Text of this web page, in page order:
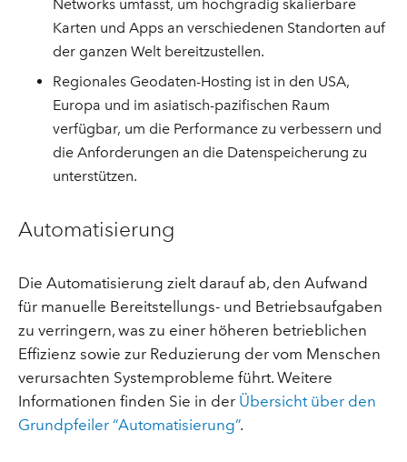
Networks umfasst, um hochgradig skalierbare
Karten und Apps an verschiedenen Standorten auf
der ganzen Welt bereitzustellen.
Regionales Geodaten-Hosting ist in den USA,
Europa und im asiatisch-pazifischen Raum
verfügbar, um die Performance zu verbessern und
die Anforderungen an die Datenspeicherung zu
unterstützen.
Automatisierung
Die Automatisierung zielt darauf ab, den Aufwand
für manuelle Bereitstellungs- und Betriebsaufgaben
zu verringern, was zu einer höheren betrieblichen
Effizienz sowie zur Reduzierung der vom Menschen
verursachten Systemprobleme führt. Weitere
Informationen finden Sie in der Übersicht über den
Grundpfeiler “Automatisierung”.